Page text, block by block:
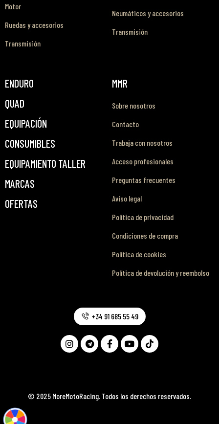
Motor
Ruedas y accesorios
Transmisión
Neumáticos y accesorios
Transmisión
ENDURO
QUAD
EQUIPACIÓN
CONSUMIBLES
EQUIPAMIENTO TALLER
MARCAS
OFERTAS
MMR
Sobre nosotros
Contacto
Trabaja con nosotros
Acceso profesionales
Preguntas frecuentes
Aviso legal
Política de privacidad
Condiciones de compra
Política de cookies
Política de devolución y reembolso
© 2025 MoreMotoRacing. Todos los derechos reservados.
+34 91 685 55 49